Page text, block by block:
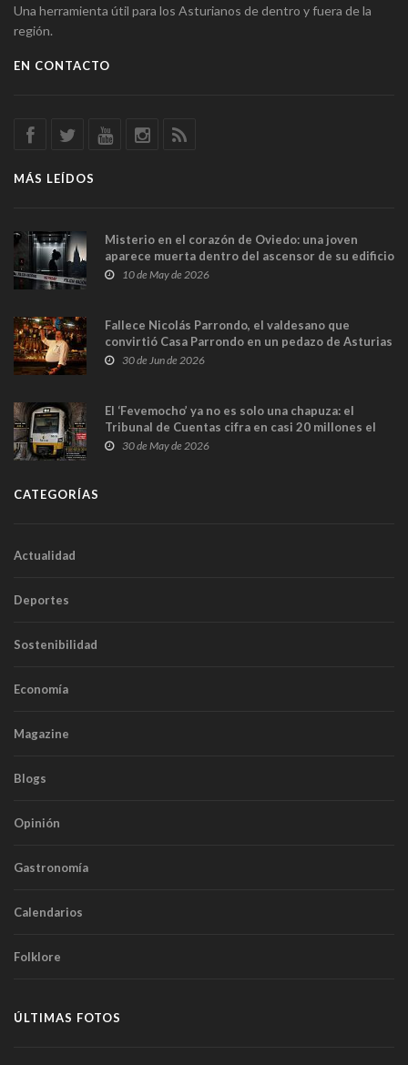
Una herramienta útil para los Asturianos de dentro y fuera de la
región.
EN CONTACTO
MÁS LEÍDOS
Misterio en el corazón de Oviedo: una joven
aparece muerta dentro del ascensor de su edificio
y las cámaras captan sus últimos minutos
10 de May de 2026
Fallece Nicolás Parrondo, el valdesano que
convirtió Casa Parrondo en un pedazo de Asturias
en Madrid
30 de Jun de 2026
El ‘Fevemocho’ ya no es solo una chapuza: el
Tribunal de Cuentas cifra en casi 20 millones el
sobrecoste de los trenes que no cabían por los
30 de May de 2026
CATEGORÍAS
Actualidad
Deportes
Sostenibilidad
Economía
Magazine
Blogs
Opinión
Gastronomía
Calendarios
Folklore
ÚLTIMAS FOTOS